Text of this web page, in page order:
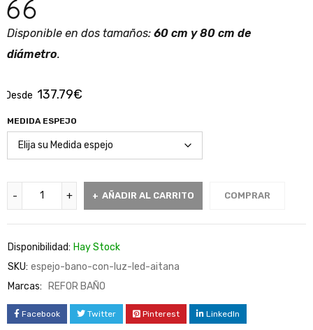
Disponible en dos tamaños: 60 cm y 80 cm de
diámetro.
Desde 137.79€
MEDIDA ESPEJO
AÑADIR AL CARRITO COMPRAR
Disponibilidad: Hay Stock
SKU: espejo-bano-con-luz-led-aitana
Marcas:
REFOR BAÑO
Facebook Twitter Pinterest LinkedIn